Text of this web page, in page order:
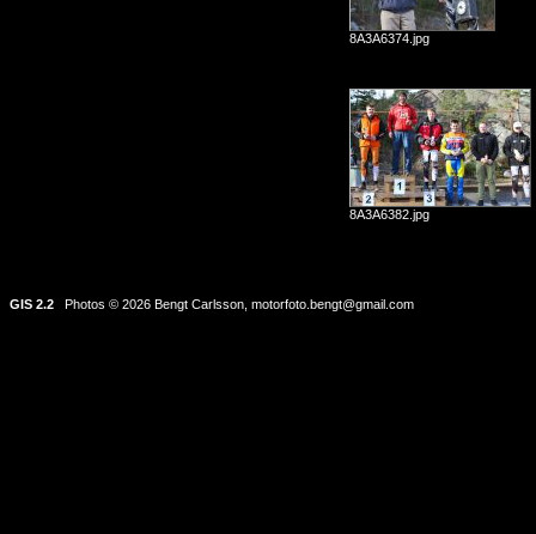
8A3A6374.jpg
8A3A6382.jpg
GIS 2.2 Photos © 2026 Bengt Carlsson, motorfoto.bengt@gmail.com